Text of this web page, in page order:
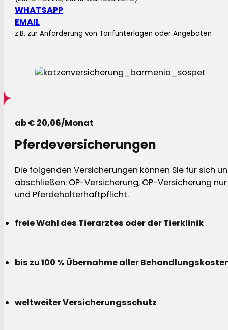
WHATSAPP
EMAIL
z.B. zur Anforderung von Tarifunterlagen oder Angeboten
ab € 20,06/Monat
Pferdeversicherungen
Die folgenden Versicherungen können Sie für sich
abschließen: OP-Versicherung, OP-Versicherung
und Pferdehalterhaftpflicht.
freie Wahl des Tierarztes oder der Tierklinik
bis zu 100 % Übernahme aller
weltweiter Versicherungsschutz